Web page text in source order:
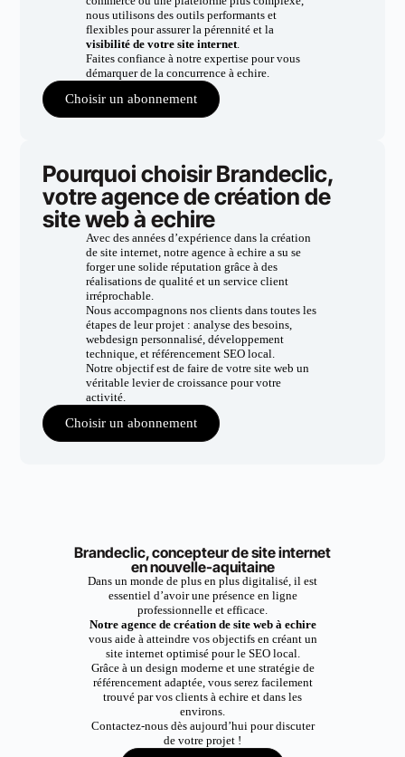
nous utilisons des outils performants et
flexibles pour assurer la pérennité et la
visibilité de votre site internet.
Faites confiance à notre expertise pour vous
démarquer de la concurrence à echire.
Choisir un abonnement
Pourquoi choisir Brandeclic,
votre agence de création de
site web à echire
Avec des années d’expérience dans la création
de site internet, notre agence à echire a su se
forger une solide réputation grâce à des
réalisations de qualité et un service client
irréprochable.
Nous accompagnons nos clients dans toutes les
étapes de leur projet : analyse des besoins,
webdesign personnalisé, développement
technique, et référencement SEO local.
Notre objectif est de faire de votre site web un
véritable levier de croissance pour votre
activité.
Choisir un abonnement
Brandeclic, concepteur de site internet
en nouvelle-aquitaine
Dans un monde de plus en plus digitalisé, il est
essentiel d’avoir une présence en ligne
professionnelle et efficace.
Notre agence de création de site web à echire
vous aide à atteindre vos objectifs en créant un
site internet optimisé pour le SEO local.
Grâce à un design moderne et une stratégie de
référencement adaptée, vous serez facilement
trouvé par vos clients à echire et dans les
environs.
Contactez-nous dès aujourd’hui pour discuter
de votre projet !